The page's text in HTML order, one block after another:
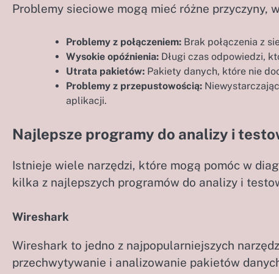
Problemy sieciowe mogą mieć różne przyczyny,
Problemy z połączeniem: Brak połączenia z
Wysokie opóźnienia: Długi czas odpowiedzi,
Utrata pakietów: Pakiety danych, które nie
Problemy z przepustowością:
aplikacji.
Najlepsze programy do analizy i
Istnieje wiele narzędzi, które mogą pomóc w
kilka z najlepszych programów do analizy i
Wireshark
Wireshark to jedno z najpopularniejszych
przechwytywanie i analizowanie pakietów